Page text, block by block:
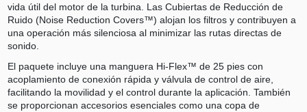
vida útil del motor de la turbina. Las Cubiertas de Reducción de
Ruido (Noise Reduction Covers™) alojan los filtros y contribuyen a
una operación más silenciosa al minimizar las rutas directas de
sonido.
El paquete incluye una manguera Hi-Flex™ de 25 pies con
acoplamiento de conexión rápida y válvula de control de aire,
facilitando la movilidad y el control durante la aplicación. También
se proporcionan accesorios esenciales como una copa de